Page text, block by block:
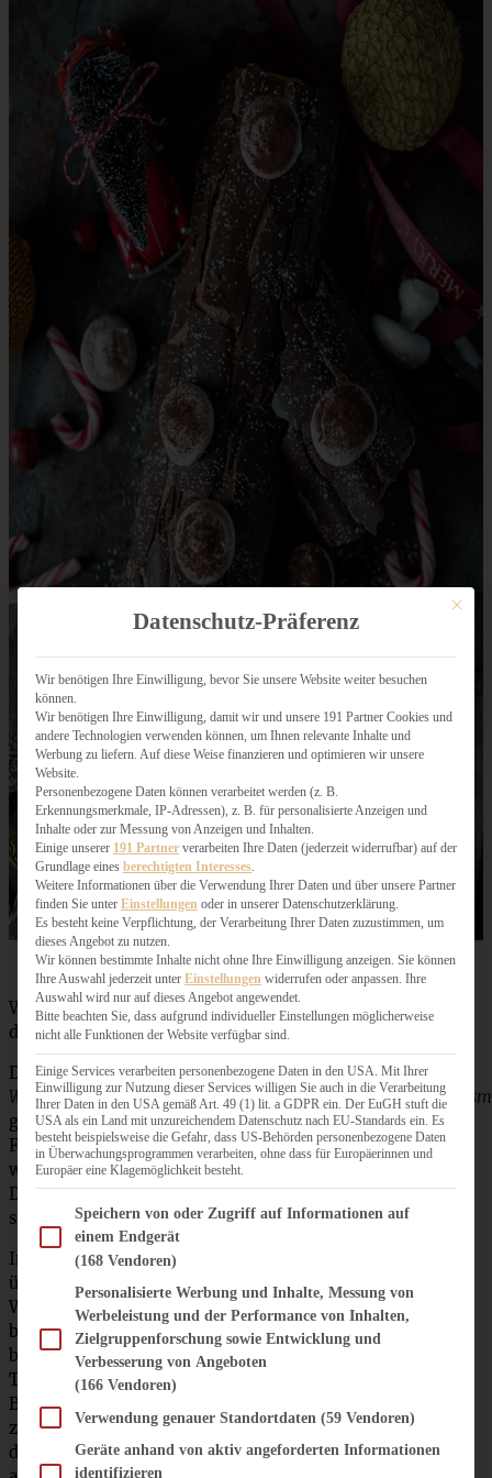
Was ist eigentlich eineBûche de Noëlund woher kommt
diese Tradition? (aus Wikipedia):
DieBûche de Noël,auch
Weihnachtsbaumstamm,Weihnachtsscheit,Julscheitoder
genannt, ist ein traditionelles Weihnachtsgebäck aus
Frankreich und anderen französischsprachigen Ländern
wie Belgien oder der Schweiz. Dort wird es traditionell als
Dessert des Weihnachtsessens serviert. Mittlerweile wird
sie in vielen anderen Ländern gebacken und angeboten.
In Frankreich war es, wie in vielen Ländern Europas
üblich, zu Weihnachten ein großes, sehr dickes
Weihnachtsscheit im Kamin zu verbrennen, je länger es
brannte, umso besser. Das sollte der Familie Glück
bringen. Als die großen Öfen verschwanden, wurde die
Tradition abgewandelt: An Stelle von echten
Baumstämmen wurde die süße Bûche verwendet, die sich
zur weihnachtlichen Traditionstorte mauserte. 1879 wird
die „bûche de Noël“ erstmals erwähnt. Man ist sich
Mit
Datenschutz-Präferenz
Wir benötigen Ihre Einwilligung, bevor Sie unsere Website weiter besuchen
können.
Wir benötigen Ihre Einwilligung, damit wir und unsere 191 Partner Cookies und
andere Technologien verwenden können, um Ihnen relevante Inhalte und
Werbung zu liefern. Auf diese Weise finanzieren und optimieren wir unsere
Website.
Personenbezogene Daten können verarbeitet werden (z. B.
Erkennungsmerkmale, IP-Adressen), z. B. für personalisierte Anzeigen und
Inhalte oder zur Messung von Anzeigen und Inhalten.
Einige unserer 191 Partner verarbeiten Ihre Daten (jederzeit widerrufbar) auf der
Grundlage eines berechtigten Interesses
Weitere Informationen über die Verwendung Ihrer Daten und über unsere Partner
finden Sie unter Einstellungen oder in unserer Datenschutzerklärung.
Es besteht keine Verpflichtung, der Verarbeitung Ihrer Daten zuzustimmen, um
dieses Angebot zu nutzen.
Wir können bestimmte Inhalte nicht ohne Ihre Einwilligung anzeigen. Sie können
Ihre Auswahl jederzeit unter Einstellungen widerrufen oder anpassen. Ihre
Auswahl wird nur auf dieses Angebot angewendet.
Bitte beachten Sie, dass aufgrund individueller Einstellungen möglicherweise
nicht alle Funktionen der Website verfügbar sind.
Einige Services verarbeiten personenbezogene Daten in den USA. Mit Ihrer
Einwilligung zur Nutzung dieser Services willigen Sie auch in die Verarbeitung
Ihrer Daten in den USA gemäß Art. 49 (1) lit. a GDPR ein. Der EuGH stuft die
USA als ein Land mit unzureichendem Datenschutz nach EU-Standards ein. Es
besteht beispielsweise die Gefahr, dass US-Behörden personenbezogene Daten
in Überwachungsprogrammen verarbeiten, ohne dass für Europäerinnen und
Europäer eine Klagemöglichkeit besteht.
Im Folgenden finden Sie eine Liste der Zwecke des IAB Transparency and Consent
Speichern von oder Zugriff auf Informationen auf
einem Endgerät
(168 Vendoren)
Personalisierte Werbung und Inhalte, Messung von
Werbeleistung und der Performance von Inhalten,
Zielgruppenforschung sowie Entwicklung und
Verbesserung von Angeboten
(166 Vendoren)
Verwendung genauer Standortdaten (59 Vendoren)
Geräte anhand von aktiv angeforderten Informationen
identifizieren